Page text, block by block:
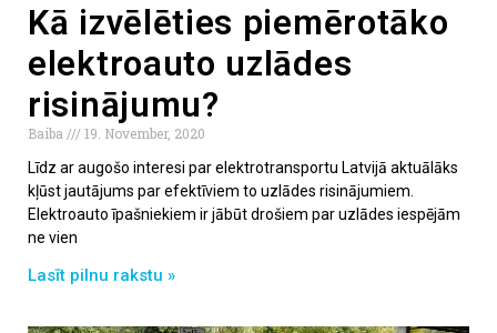
Kā izvēlēties piemērotāko
elektroauto uzlādes
risinājumu?
Baiba
19. November, 2020
Līdz ar augošo interesi par elektrotransportu Latvijā aktuālāks
kļūst jautājums par efektīviem to uzlādes risinājumiem.
Elektroauto īpašniekiem ir jābūt drošiem par uzlādes iespējām
ne vien
Lasīt pilnu rakstu »